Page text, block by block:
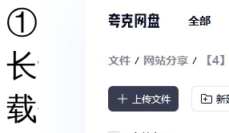
①资料以夸克网
长认为特别好
载使用 ，如果